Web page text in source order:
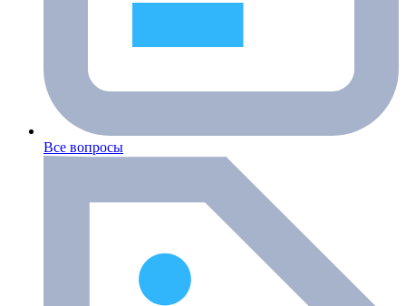
Все вопросы